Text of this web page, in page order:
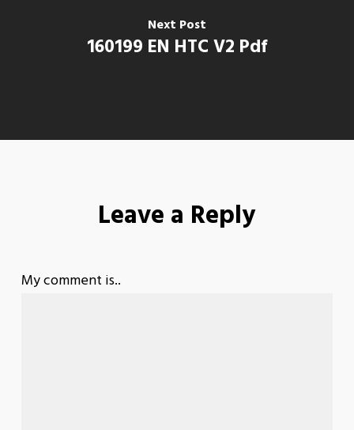
Next Post
160199 EN HTC V2 Pdf
Leave a Reply
My comment is..